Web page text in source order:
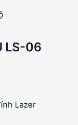
LS-06
Lazer